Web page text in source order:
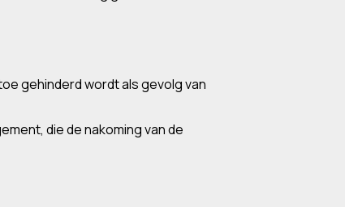
gehinderd wordt als gevolg van
die de nakoming van de